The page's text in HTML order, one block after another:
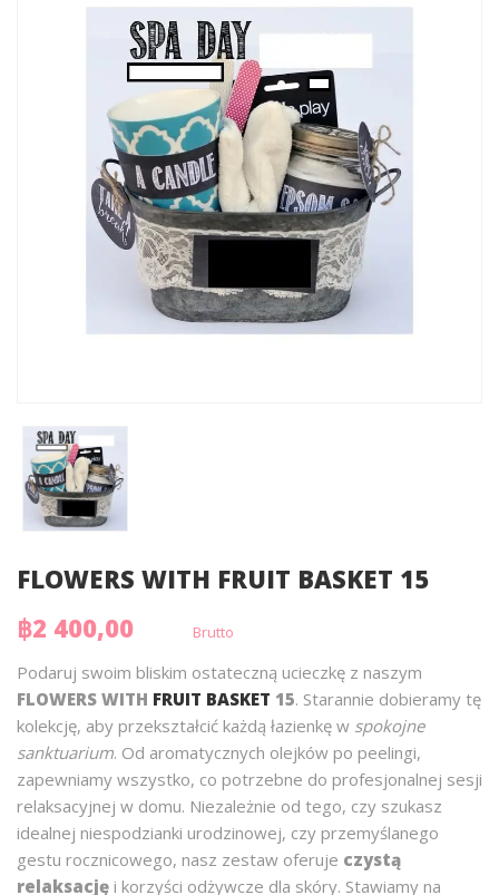
FLOWERS WITH FRUIT BASKET 15
฿2 400,00
Brutto
Podaruj swoim bliskim ostateczną ucieczkę z naszym
FLOWERS WITH FRUIT BASKET 15. Starannie dobieramy tę
kolekcję, aby przekształcić każdą łazienkę w spokojne
sanktuarium. Od aromatycznych olejków po peelingi,
zapewniamy wszystko, co potrzebne do profesjonalnej sesji
relaksacyjnej w domu. Niezależnie od tego, czy szukasz
idealnej niespodzianki urodzinowej, czy przemyślanego
gestu rocznicowego, nasz zestaw oferuje czystą
relaksację i korzyści odżywcze dla skóry. Stawiamy na